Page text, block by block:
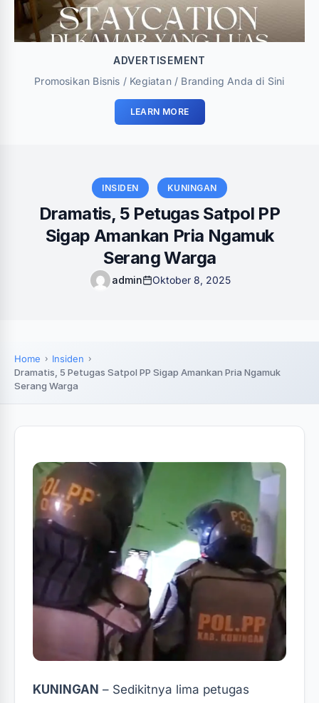
ADVERTISEMENT
Promosikan Bisnis / Kegiatan / Branding Anda di Sini
LEARN MORE
INSIDEN KUNINGAN
Dramatis, 5 Petugas Satpol PP
Sigap Amankan Pria Ngamuk
Serang Warga
admin Oktober 8, 2025
Home
Insiden
Dramatis, 5 Petugas Satpol PP Sigap Amankan Pria Ngamuk
Serang Warga
KUNINGAN – Sedikitnya lima petugas